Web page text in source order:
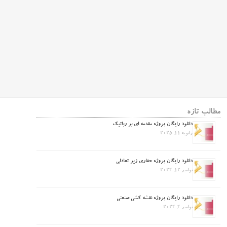
مطالب تازه
دانلود رایگان پروژه مقدمه ای بر رباتیک
ژانویه 11, 2025
دانلود رایگان پروژه حفاری زیر تعادلی
نوامبر 12, 2024
دانلود رایگان پروژه نقشه کشی صنعتی
نوامبر 4, 2024